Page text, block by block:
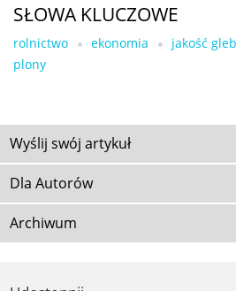
SŁOWA KLUCZOWE
rolnictwo ekonomia jakość
plony
Wyślij swój artykuł
Dla Autorów
Archiwum